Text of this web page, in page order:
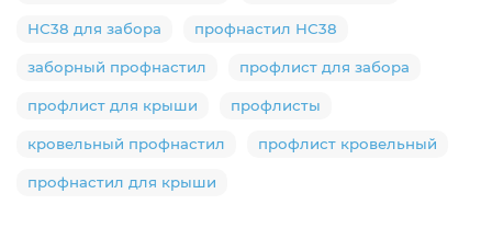
НС38 для забора профнастил НС38
заборный профнастил профлист для забора
профлист для крыши профлисты
кровельный профнастил профлист кровельный
профнастил для крыши